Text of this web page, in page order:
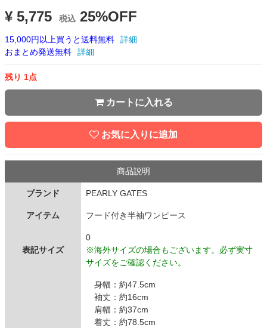
¥ 5,775 税込 25%OFF
15,000円以上買うと送料無料
詳細
おまとめ発送無料
詳細
残り 1点
カートに入れる
お気に入りに追加
商品説明
ブランド PEARLY GATES
アイテム フード付き半袖ワンピース
表記サイズ
0
※海外サイズの場合もございます。必ず実寸
サイズをご確認ください。
身幅：約47.5cm
袖丈：約16cm
肩幅：約37cm
着丈：約78.5cm